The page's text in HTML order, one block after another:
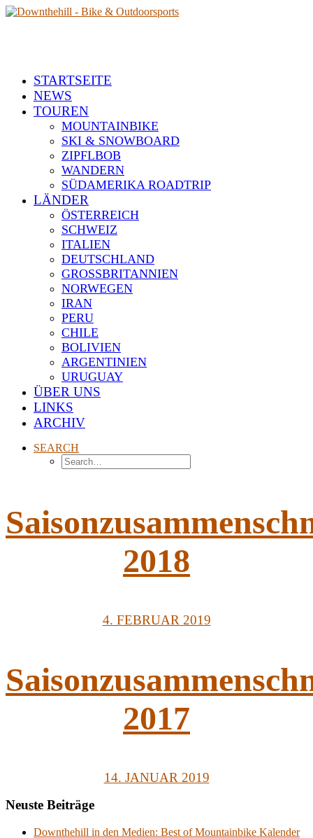
STARTSEITE
NEWS
TOUREN
MOUNTAINBIKE
SKI & SNOWBOARD
ZIPFLBOB
WANDERN
SÜDAMERIKA ROADTRIP
LÄNDER
ÖSTERREICH
SCHWEIZ
ITALIEN
DEUTSCHLAND
GROSSBRITANNIEN
NORWEGEN
IRAN
PERU
CHILE
BOLIVIEN
ARGENTINIEN
URUGUAY
ÜBER UNS
LINKS
ARCHIV
SEARCH
2018
4. FEBRUAR 2019
2017
14. JANUAR 2019
Neuste Beiträge
Downthehill in den Medien: Best of Mountainbike Kalender